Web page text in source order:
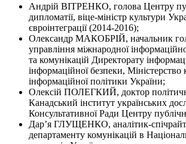
Андрій ВІТРЕНКО, голова Центру
дипломатії, віце-міністр культури
євроінтеграції (2014-2016);
Олександр МАКОБРІЙ, начальник
управління міжнародної
та комунікацій Директорату
інформаційної безпеки, Міністерство
інформаційної політики України;
Олексій ПОЛЕГКИЙ, доктор
Канадський інститут українських
Консультативної Ради Центру
Дар’я ГЛУЩЕНКО, аналітик-
департаменту комунікацій в